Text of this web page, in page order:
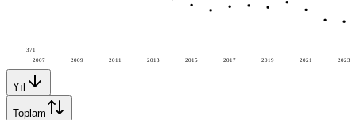
2007 2009 2011 2013 2015 2017 2019 2021 2023
371
Yıl
Toplam